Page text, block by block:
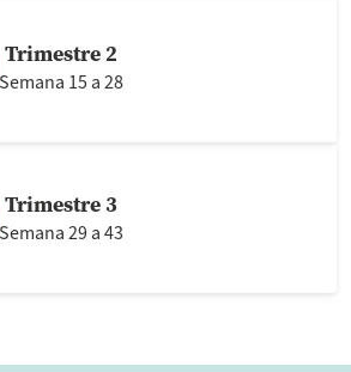
Trimestre 2
Semana 15 a 28
Trimestre 3
Semana 29 a 43